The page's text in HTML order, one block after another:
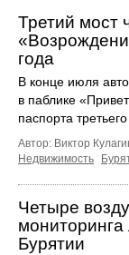
Третий мост
года
В конце июля
в паблике
паспорта
Автор: Виктор
Недвижимость
Четыре
Бурятии